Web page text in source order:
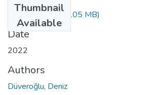
Thumbnail
Available
10441785.pdf(1.05 MB)
Date
2022
Authors
Düveroğlu, Deniz